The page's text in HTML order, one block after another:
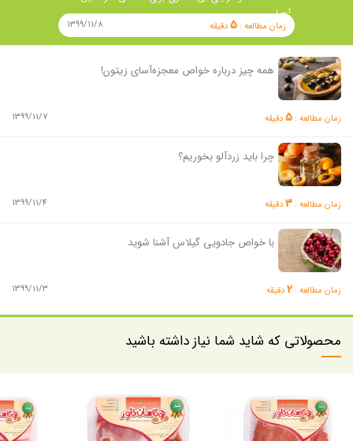
آجیل …
زمان مطالعه : 5دقیقه 1399/11/8
همه چیز درباره خواص معجزه‌آسای زیتون!
زمان مطالعه : 5دقیقه 1399/11/7
چرا باید زردآلو بخوریم؟
زمان مطالعه : 3دقیقه 1399/11/4
با خواص جادویی گیلاس آشنا شوید
زمان مطالعه : 2دقیقه 1399/11/3
محصولاتی که شاید شما نیاز داشته باشید